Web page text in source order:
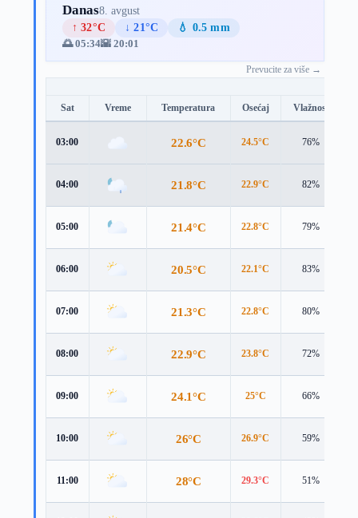
Danas8. avgust
↑ 32°C
↓ 21°C
💧 0.5 mm
🌅 05:34🌇 20:01
Prevucite za više →
Sat Vreme Temperatura Osećaj Vlažnost
03:00 22.6°C 24.5°C 76%
04:00 21.8°C 22.9°C 82%
05:00 21.4°C 22.8°C 79%
06:00 20.5°C 22.1°C 83%
07:00 21.3°C 22.8°C 80%
08:00 22.9°C 23.8°C 72%
09:00 24.1°C 25°C 66%
10:00 26°C 26.9°C 59%
11:00 28°C 29.3°C 51%